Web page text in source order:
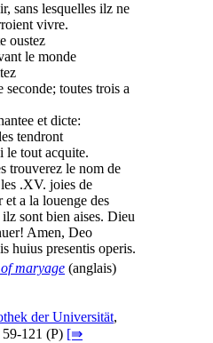
sans lesquelles ilz ne
vivre.
oustez
le monde
seconde; toutes trois a
et dicte:
tendront
le tout acquite.
trouverez le nom de
.XV. joies de
et a la louenge des
sont bien aises. Dieu
Amen, Deo
huius presentis operis.
maryage (anglais)
der Universität,
59-121 (P) [⇛